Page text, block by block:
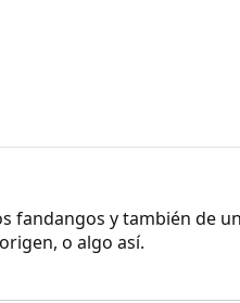
fandangos y también de
o algo así.